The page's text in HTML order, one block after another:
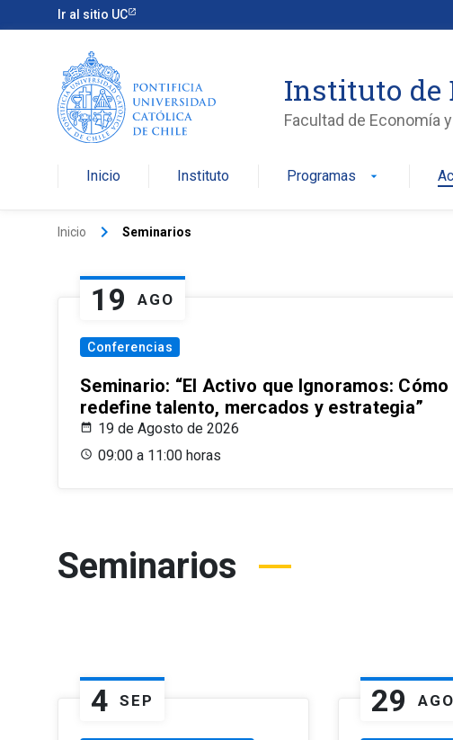
Ir al sitio UC
Instituto de
Facultad de Economía
Inicio Instituto Programas arrow_drop_down
Inicio keyboard_arrow_right Seminarios
19 AGO
Conferencias
Seminario: “El Activo que Ignoramos:
redefine talento, mercados y estrategia”
19 de Agosto de 2026
09:00 a 11:00 horas
Seminarios
4 SEP 29 AGO